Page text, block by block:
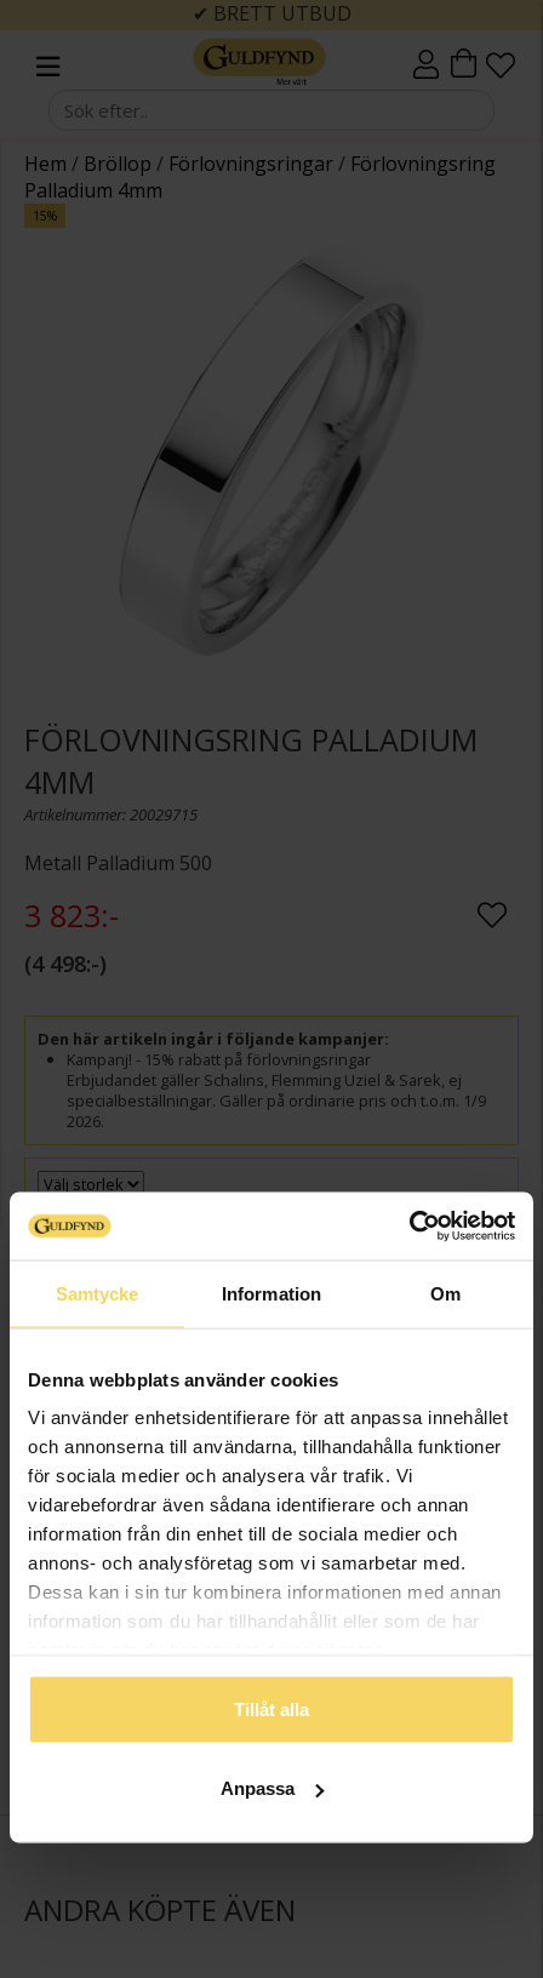
Samtycke Information Om
Denna webbplats använder cookies
Vi använder enhetsidentifierare för att anpassa innehållet
och annonserna till användarna, tillhandahålla funktioner
för sociala medier och analysera vår trafik. Vi
vidarebefordrar även sådana identifierare och annan
information från din enhet till de sociala medier och
annons- och analysföretag som vi samarbetar med.
Dessa kan i sin tur kombinera informationen med annan
information som du har tillhandahållit eller som de har
Tillåt alla
Anpassa
✔ BRETT UTBUD
Hem / Bröllop / Förlovningsringar/ Förlovningsring
Palladium 4mm
15%
FÖRLOVNINGSRING PALLADIUM
4MM
Artikelnummer: 20029715
Metall Palladium 500
3 823:-
4 498:-
Den här artikeln ingår i följande kampanjer:
Kampanj! - 15% rabatt på förlovningsringar
Erbjudandet gäller Schalins, Flemming Uziel & Sarek, ej
specialbeställningar. Gäller på ordinarie pris och t.o.m. 1/9
2026.
Presentinslagning
+29:-
VÄLJ STORLEK FÖR ATT LÄGGA I VARUKORGEN
Beställningsvara
Leveranstid 5-15 arbetsdagar. Ingen bytesrätt, returrätt eller öppet köp
för beställningsvaror samt graverade varor. Läs mer om ångerrätt och
öppet köp i webbshoppen
här
Beställningsvara - Max 15 arbetsdagars leveranstid.
Höjd ca (mm)
1.4
Schalins
Material
Palladium
ANDRA KÖPTE ÄVEN